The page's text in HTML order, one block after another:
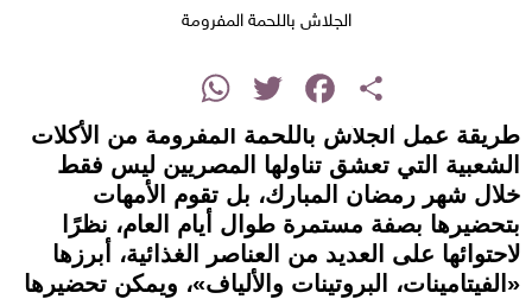
الجلاش باللحمة المفرومة
Share
Facebook
Twitter
WhatsApp
طريقة عمل الجلاش باللحمة المفرومة من الأكلات
الشعبية التي تعشق تناولها المصريين ليس فقط
خلال شهر رمضان المبارك، بل تقوم الأمهات
بتحضيرها بصفة مستمرة طوال أيام العام، نظرًا
لاحتوائها على العديد من العناصر الغذائية، أبرزها
«الفيتامينات، البروتينات والألياف»، ويمكن تحضيرها